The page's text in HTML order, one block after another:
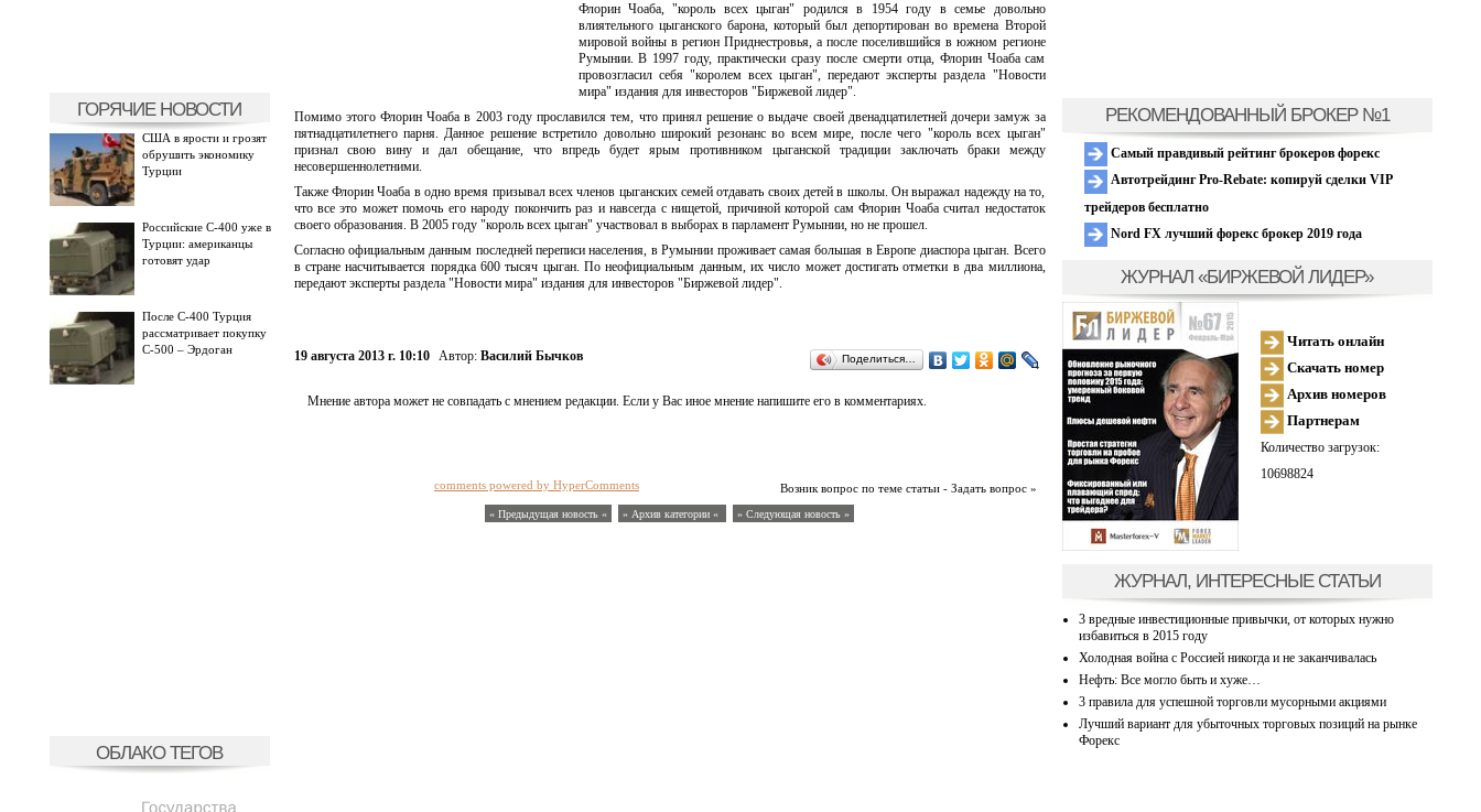
ГОРЯЧИЕ НОВОСТИ
США в ярости и грозят
обрушить экономику
Турции
Российские С-400 уже в
Турции: американцы
готовят удар
После С-400 Турция
рассматривает покупку
С-500 – Эрдоган
ОБЛАКО ТЕГОВ
Флорин Чоаба, "король всех цыган" родился в 1954 году в семье довольно
влиятельного цыганского барона, который был депортирован во времена Второй
мировой войны в регион Приднестровья, а после поселившийся в южном регионе
Румынии. В 1997 году, практически сразу после смерти отца, Флорин Чоаба сам
провозгласил себя "королем всех цыган", передают эксперты раздела "Новости
мира" издания для инвесторов "Биржевой лидер".
Помимо этого Флорин Чоаба в 2003 году прославился тем, что принял решение о выдаче своей двенадцатилетней дочери замуж за
пятнадцатилетнего парня. Данное решение встретило довольно широкий резонанс во всем мире, после чего "король всех цыган"
признал свою вину и дал обещание, что впредь будет ярым противником цыганской традиции заключать браки между
несовершеннолетними.
Также Флорин Чоаба в одно время призывал всех членов цыганских семей отдавать своих детей в школы. Он выражал надежду на то,
что все это может помочь его народу покончить раз и навсегда с нищетой, причиной которой сам Флорин Чоаба считал недостаток
своего образования. В 2005 году "король всех цыган" участвовал в выборах в парламент Румынии, но не прошел.
Согласно официальным данным последней переписи населения, в Румынии проживает самая большая в Европе диаспора цыган. Всего
в стране насчитывается порядка 600 тысяч цыган. По неофициальным данным, их число может достигать отметки в два миллиона,
передают эксперты раздела "Новости мира" издания для инвесторов "Биржевой лидер".
19 августа 2013 г. 10:10 Автор: Василий Бычков Поделиться…
Мнение автора может не совпадать с мнением редакции. Если у Вас иное мнение напишите его в комментариях.
Возник вопрос по теме статьи - Задать вопрос »
comments powered by HyperComments
« Предыдущая новость « » Архив категории « » Следующая новость »
РЕКОМЕНДОВАННЫЙ БРОКЕР №1
Самый правдивый рейтинг брокеров форекс
Автотрейдинг Pro-Rebate: копируй сделки VIP
трейдеров бесплатно
Nord FX лучший форекс брокер 2019 года
ЖУРНАЛ «БИРЖЕВОЙ ЛИДЕР»
Читать онлайн
Скачать номер
Архив номеров
Партнерам
Количество загрузок:
10698824
ЖУРНАЛ, ИНТЕРЕСНЫЕ СТАТЬИ
3 вредные инвестиционные привычки, от которых нужно
избавиться в 2015 году
Холодная война с Россией никогда и не заканчивалась
Нефть: Все могло быть и хуже…
3 правила для успешной торговли мусорными акциями
Лучший вариант для убыточных торговых позиций на рынке
Форекс